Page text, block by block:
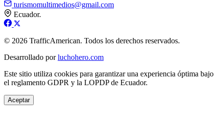
turismomultimedios@gmail.com
Ecuador.
© 2026 TrafficAmerican. Todos los derechos reservados.
Desarrollado porluchohero.com
Este sitio utiliza cookies para garantizar una experiencia óptima bajo
el reglamento GDPR y la LOPDP de Ecuador.
Aceptar